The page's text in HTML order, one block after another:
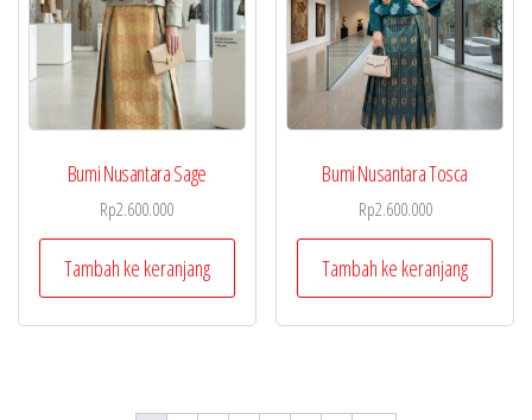
Bumi Nusantara Sage
Rp2.600.000
Tambah ke keranjang
Bumi Nusantara Tosca
Rp2.600.000
Tambah ke keranjang